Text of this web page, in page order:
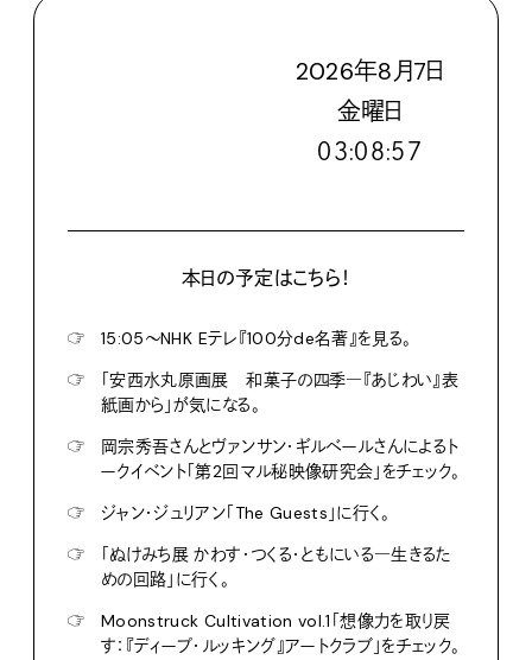
2026年8月7日
金曜日
０３:０８:５８
本日の予定はこちら！
☞
15:05〜NHK Eテレ『100分de名著』を見る。
☞
「安西水丸原画展 和菓子の四季―『あじわい』表
紙画から」が気になる。
☞
岡宗秀吾さんとヴァンサン・ギルベールさんによるト
ークイベント「第2回マル秘映像研究会」をチェック。
☞
ジャン・ジュリアン「The Guests」に行く。
☞
「ぬけみち展 かわす・つくる・ともにいる―生きるた
めの回路」に行く。
☞
Moonstruck Cultivation vol.1「想像力を取り戻
す：『ディープ・ルッキング』アートクラブ」をチェック。